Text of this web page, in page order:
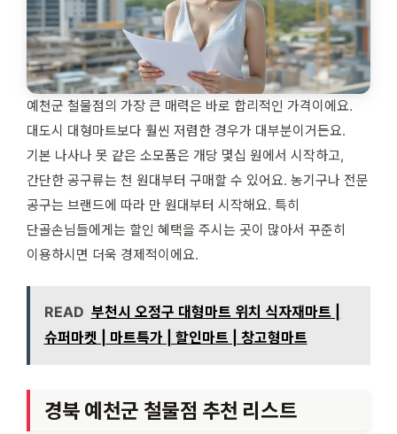
예천군 철물점의 가장 큰 매력은 바로 합리적인 가격이에요.
대도시 대형마트보다 훨씬 저렴한 경우가 대부분이거든요.
기본 나사나 못 같은 소모품은 개당 몇십 원에서 시작하고,
간단한 공구류는 천 원대부터 구매할 수 있어요. 농기구나 전문
공구는 브랜드에 따라 만 원대부터 시작해요. 특히
단골손님들에게는 할인 혜택을 주시는 곳이 많아서 꾸준히
이용하시면 더욱 경제적이에요.
READ 부천시 오정구 대형마트 위치 식자재마트 |
슈퍼마켓 | 마트특가 | 할인마트 | 창고형마트
경북 예천군 철물점 추천 리스트